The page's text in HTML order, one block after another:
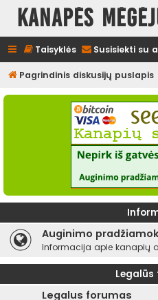
Kanapės
Taisyklės Susisiekti su
Pagrindinis diskusijų puslapis
Auginimo
Informacija apie kanapių
Legalus forumas